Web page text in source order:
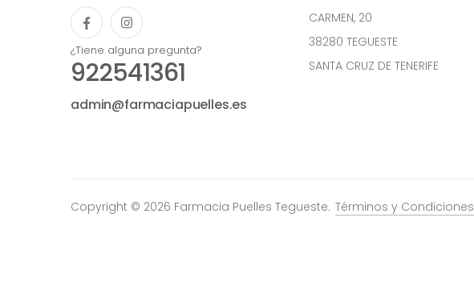
¿Tiene alguna pregunta?
922541361
admin@farmaciapuelles.es
CARMEN, 20
38280 TEGUESTE
SANTA CRUZ DE TENERIFE
Copyright © 2026 Farmacia Puelles Tegueste. Términos y Condiciones